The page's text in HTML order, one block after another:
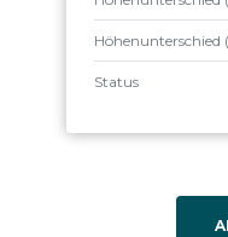
Höhenunterschied
Status